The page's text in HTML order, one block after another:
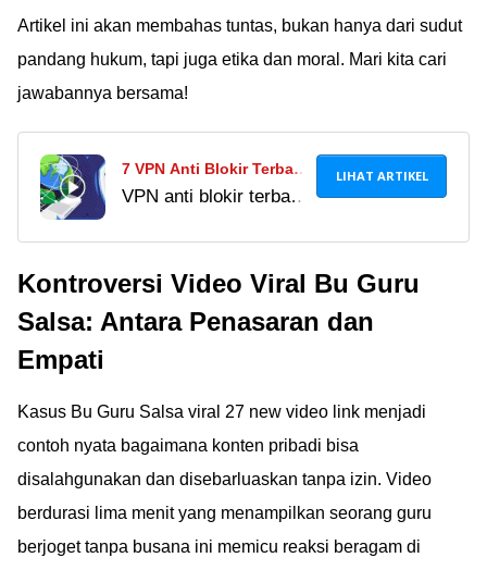
Artikel ini akan membahas tuntas, bukan hanya dari sudut
pandang hukum, tapi juga etika dan moral. Mari kita cari
jawabannya bersama!
7 VPN Anti Blokir Terbaik
untuk Buka Situs yang
VPN anti blokir terbaik
mudah dan cepat.
Temukan link download
VPN dan browser
LIHAT ARTIKEL
Kontroversi Video Viral Bu Guru
Salsa: Antara Penasaran dan
Empati
Kasus Bu Guru Salsa viral 27 new video link menjadi
contoh nyata bagaimana konten pribadi bisa
disalahgunakan dan disebarluaskan tanpa izin. Video
berdurasi lima menit yang menampilkan seorang guru
berjoget tanpa busana ini memicu reaksi beragam di